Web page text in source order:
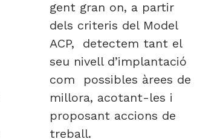
gent gran on, a partir
dels criteris del Model
ACP, detectem tant el
seu nivell d’implantació
com possibles àrees de
millora, acotant-les i
proposant accions de
treball.